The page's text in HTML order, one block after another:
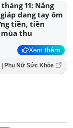
11: Nắng
dang tay ôm
tiền, tiền
thu
Xem thêm
| Phụ Nữ Sức Khỏe